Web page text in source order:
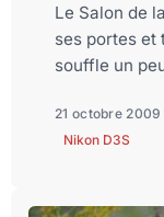
Le Salon de
ses portes et
souffle un
21 octobre 2009
Nikon D3S